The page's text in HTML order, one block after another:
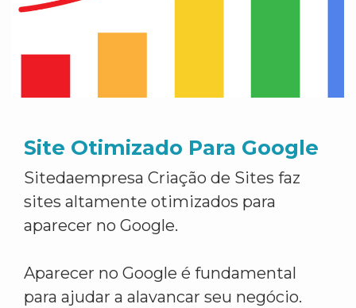
Site Otimizado Para Google
Sitedaempresa Criação de Sites faz
sites altamente otimizados para
aparecer no Google.
Aparecer no Google é fundamental
para ajudar a alavancar seu negócio.